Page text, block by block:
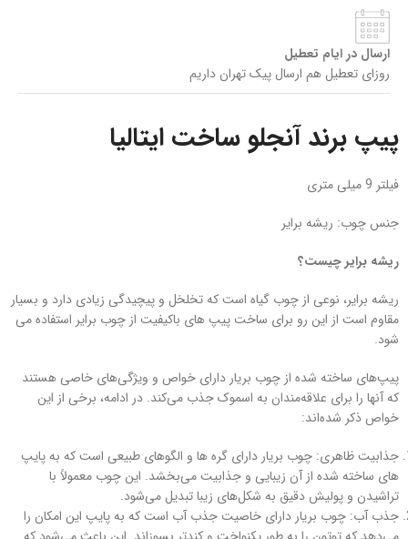
ارسال در ایام تعطیل
روزای تعطیل هم ارسال پیک تهران داریم
پیپ برند آنجلو ساخت ایتالیا
فیلتر 9 میلی متری
جنس چوب: ریشه برایر
ریشه برایر چیست؟
ریشه برایر، نوعی از چوب گیاه است که تخلخل و پیچیدگی زیادی دارد و بسیار
مقاوم است از این رو برای ساخت پیپ های باکیفیت از چوب برایر استفاده می
شود.
پیپ‌های ساخته شده از چوب بریار دارای خواص و ویژگی‌های خاصی هستند
که آنها را برای علاقه‌مندان به اسموک جذب می‌کند. در ادامه، برخی از این
خواص ذکر شده‌اند:
جذابیت ظاهری: چوب بریار دارای گره ها و الگوهای طبیعی است که به پایپ‌
های ساخته شده از آن زیبایی و جذابیت می‌بخشد. این چوب معمولاً با
تراشیدن و پولیش دقیق به شکل‌های زیبا تبدیل می‌شود.
جذب آب: چوب بریار دارای خاصیت جذب آب است که به پایپ این امکان را